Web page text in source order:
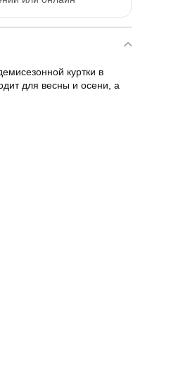
куртки в
для весны и осени, а